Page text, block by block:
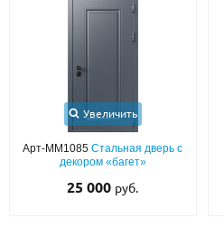
С реечным дизайном
ПО ОСОБЕННОСТЯМ
ПО КОНСТРУКЦИИ
Популярные двери
Увеличить
Арт-ММ1085Стальная дверь с
декором «багет»
25 000 руб.